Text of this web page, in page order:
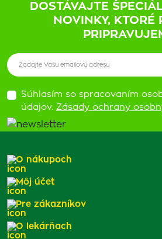
DOSTÁVAJTE
NOVINKY, KTORÉ
Súhlasím so spracovaním
údajov. Zásady ochrany
O nákupoch
Môj účet
Pre zákazníkov
O lekárňach